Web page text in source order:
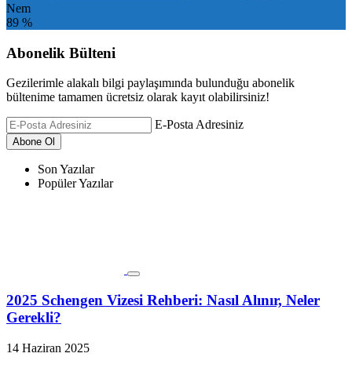
Nem
89 %
Abonelik Bülteni
Gezilerimle alakalı bilgi paylaşımında bulunduğu abonelik
bültenime tamamen ücretsiz olarak kayıt olabilirsiniz!
E-Posta Adresiniz
Son Yazılar
Popüler Yazılar
2025 Schengen Vizesi Rehberi: Nasıl Alınır, Neler
Gerekli?
14 Haziran 2025